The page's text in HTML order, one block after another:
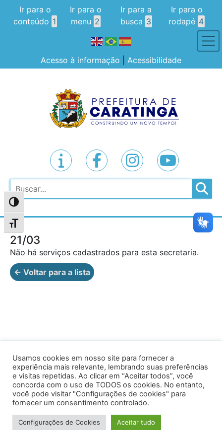
Alternar alto contraste
Alternar tamanho da fonte
Ir para o
conteúdo 1
Ir para o
menu 2
Ir para a
busca 3
Ir para o
rodapé 4
Acesso à informação Acessibilidade
Pesquisar
21/03
Não há serviços cadastrados para esta secretaria.
← Voltar para a lista
Av. Prof. Armando Alves da Silva, nº 1950 - Zacarias,
Caratinga - MG - 35302-403 / Tel: (33) 3329 8000
Desenvolvido por VersaTec
Usamos cookies em nosso site para fornecer a
experiência mais relevante, lembrando suas preferências
e visitas repetidas. Ao clicar em “Aceitar todos”, você
concorda com o uso de TODOS os cookies. No entanto,
você pode visitar "Configurações de cookies" para
fornecer um consentimento controlado.
Configurações de Cookies Aceitar tudo